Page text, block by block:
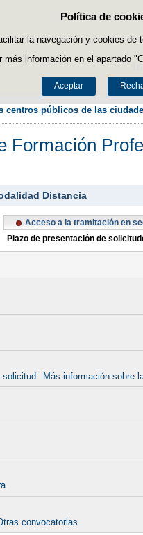
Política de
la navegación y cookies
más información en el apartado
Aceptar
Saltar al
públicos de las
Formación
Distancia
Acceso a la tramitación en
Plazo de presentación de
solicitud
Más información sobre
convocatorias